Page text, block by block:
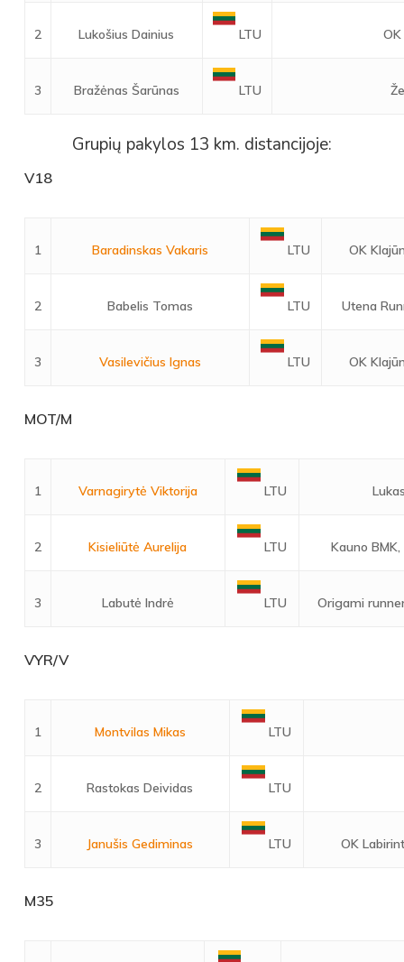
2 Lukošius Dainius LTU
3 Bražėnas Šarūnas LTU
Grupių pakylos 13 km. distancijoje:
V18
1 Baradinskas Vakaris LTU OK
2 Babelis Tomas LTU Utena
3 Vasilevičius Ignas LTU OK
MOT/M
1 Varnagirytė Viktorija LTU
2 Kisieliūtė Aurelija LTU Kauno
3 Labutė Indrė LTU Origami
VYR/V
1 Montvilas Mikas LTU
2 Rastokas Deividas LTU
3 Janušis Gediminas LTU OK
M35